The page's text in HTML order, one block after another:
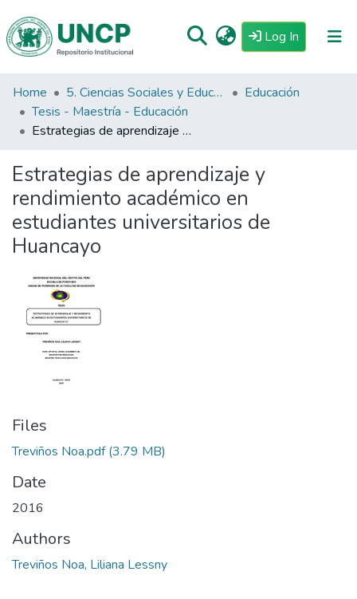
Log In (current)
Repositorio
Tutoriales
Estadisticas
Home 5. Ciencias Sociales y Educación
Educación
Tesis - Maestría - Educación
Estrategias de aprendizaje y rendimiento académico en estudiantes universitarios de Huancayo
Estrategias de aprendizaje y
rendimiento académico en
estudiantes universitarios de
Huancayo
Files
Treviños Noa.pdf(3.79 MB)
Date
2016
Authors
Treviños Noa, Liliana Lessny